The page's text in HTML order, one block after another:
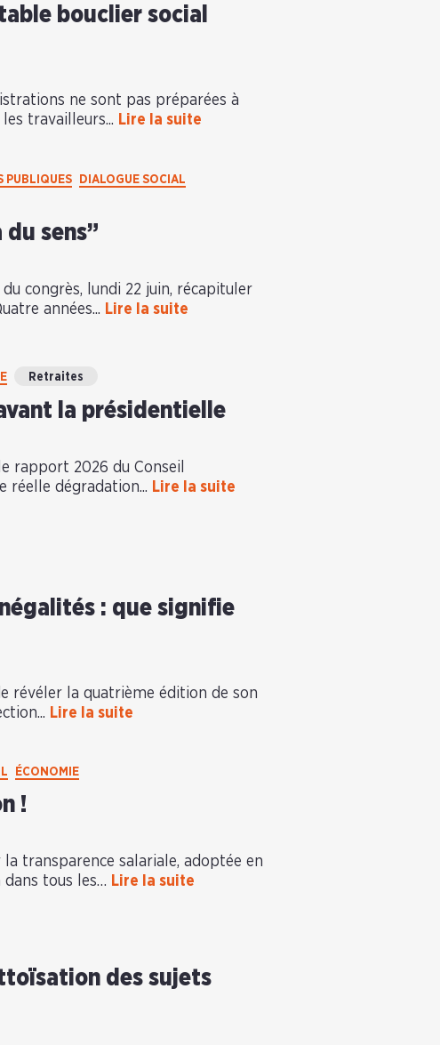
bouclier social
ne sont pas préparées à
travailleurs... Lire la suite
PUBLIQUES
DIALOGUE SOCIAL
du sens”
congrès, lundi 22 juin, récapituler
années... Lire la suite
Retraites
la présidentielle
rapport 2026 du Conseil
réelle dégradation... Lire la suite
: que signifie
révéler la quatrième édition de son
Lire la suite
ÉCONOMIE
!
transparence salariale, adoptée en
tous les… Lire la suite
des sujets